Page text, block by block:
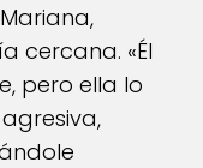
cercana. «Él
pero ella lo